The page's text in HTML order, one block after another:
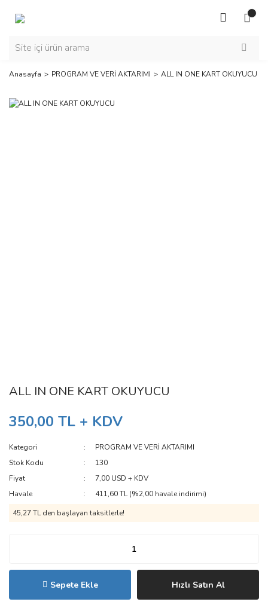
Anasayfa PROGRAM VE VERİ AKTARIMI ALL IN ONE KART OKUYUCU
ALL IN ONE KART OKUYUCU
350,00 TL + KDV
Kategori
PROGRAM VE VERİ AKTARIMI
Stok Kodu
130
Fiyat
7,00 USD + KDV
Havale
411,60 TL (%2,00 havale indirimi)
45,27 TL den başlayan taksitlerle!
Sepete Ekle Hızlı Satın Al